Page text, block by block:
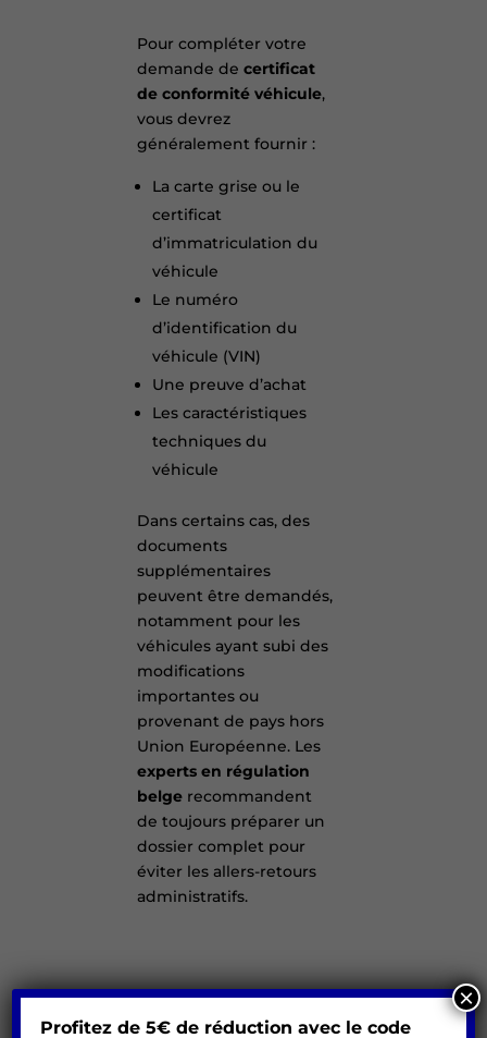
Pour compléter votre
demande decertificat
de conformité véhicule,
vous devrez
généralement fournir :
La carte grise ou le
certificat
d’immatriculation du
véhicule
Le numéro
d’identification du
véhicule (VIN)
Une preuve d’achat
Les caractéristiques
techniques du
véhicule
Dans certains cas, des
documents
supplémentaires
peuvent être demandés,
notamment pour les
véhicules ayant subi des
modifications
importantes ou
provenant de pays hors
Union Européenne. Les
experts en régulation
belge recommandent
de toujours préparer un
dossier complet pour
éviter les allers-retours
administratifs.
Délais et
Profitez de 5€ de réduction avec le code
×